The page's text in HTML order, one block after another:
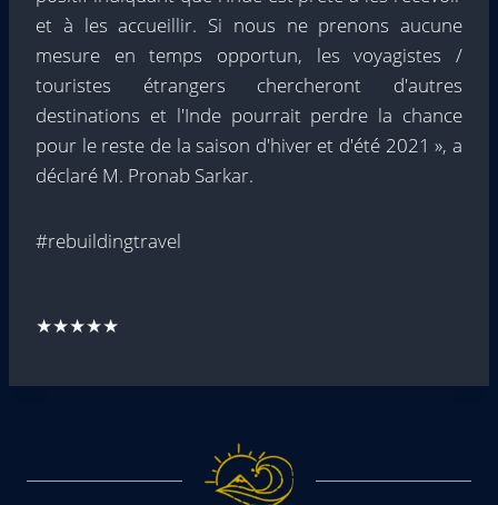
et à les accueillir. Si nous ne prenons aucune
mesure en temps opportun, les voyagistes /
touristes étrangers chercheront d'autres
destinations et l'Inde pourrait perdre la chance
pour le reste de la saison d'hiver et d'été 2021 », a
déclaré M. Pronab Sarkar.
#rebuildingtravel
★★★★★